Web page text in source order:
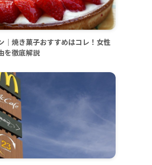
｜焼き菓子おすすめはコレ！女性
を徹底解説